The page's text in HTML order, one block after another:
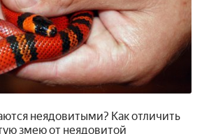
неядовитыми? Как отличить
змею от неядовитой